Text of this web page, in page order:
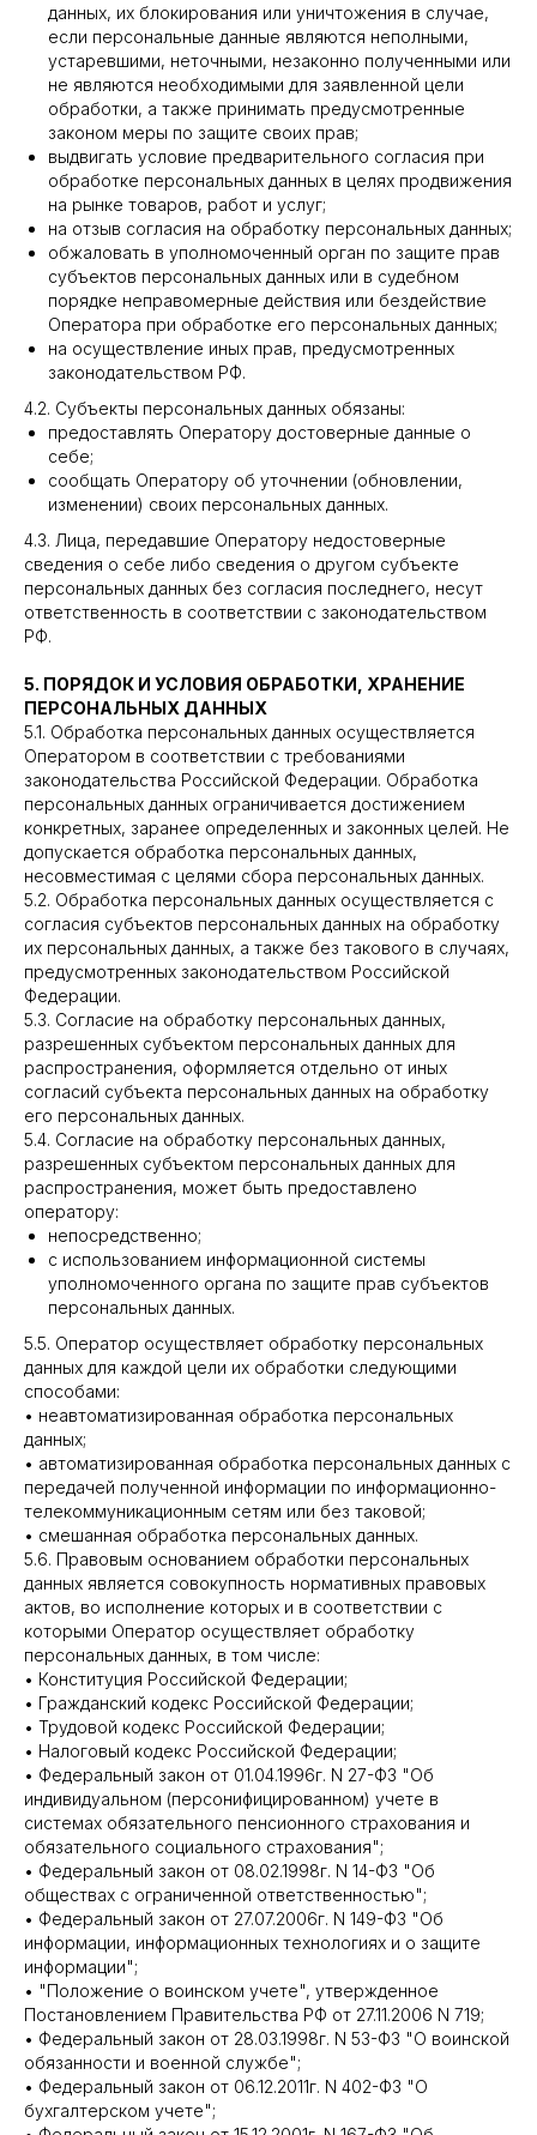
данных, их блокирования или уничтожения в случае,
если персональные данные являются неполными,
устаревшими, неточными, незаконно полученными или
не являются необходимыми для заявленной цели
обработки, а также принимать предусмотренные
законом меры по защите своих прав;
выдвигать условие предварительного согласия при
обработке персональных данных в целях продвижения
на рынке товаров, работ и услуг;
на отзыв согласия на обработку персональных данных;
обжаловать в уполномоченный орган по защите прав
субъектов персональных данных или в судебном
порядке неправомерные действия или бездействие
Оператора при обработке его персональных данных;
на осуществление иных прав, предусмотренных
законодательством РФ.
4.2. Субъекты персональных данных обязаны:
предоставлять Оператору достоверные данные о
себе;
сообщать Оператору об уточнении (обновлении,
изменении) своих персональных данных.
4.3. Лица, передавшие Оператору недостоверные
сведения о себе либо сведения о другом субъекте
персональных данных без согласия последнего, несут
ответственность в соответствии с законодательством
РФ.
5. ПОРЯДОК И УСЛОВИЯ ОБРАБОТКИ, ХРАНЕНИЕ
ПЕРСОНАЛЬНЫХ ДАННЫХ
5.1. Обработка персональных данных осуществляется
Оператором в соответствии с требованиями
законодательства Российской Федерации. Обработка
персональных данных ограничивается достижением
конкретных, заранее определенных и законных целей. Не
допускается обработка персональных данных,
несовместимая с целями сбора персональных данных.
5.2. Обработка персональных данных осуществляется с
согласия субъектов персональных данных на обработку
их персональных данных, а также без такового в случаях,
предусмотренных законодательством Российской
Федерации.
5.3. Согласие на обработку персональных данных,
разрешенных субъектом персональных данных для
распространения, оформляется отдельно от иных
согласий субъекта персональных данных на обработку
его персональных данных.
5.4. Согласие на обработку персональных данных,
разрешенных субъектом персональных данных для
распространения, может быть предоставлено
оператору:
непосредственно;
с использованием информационной системы
уполномоченного органа по защите прав субъектов
персональных данных.
5.5. Оператор осуществляет обработку персональных
данных для каждой цели их обработки следующими
способами:
• неавтоматизированная обработка персональных
данных;
• автоматизированная обработка персональных данных с
передачей полученной информации по информационно-
телекоммуникационным сетям или без таковой;
• смешанная обработка персональных данных.
5.6. Правовым основанием обработки персональных
данных является совокупность нормативных правовых
актов, во исполнение которых и в соответствии с
которыми Оператор осуществляет обработку
персональных данных, в том числе:
• Конституция Российской Федерации;
• Гражданский кодекс Российской Федерации;
• Трудовой кодекс Российской Федерации;
• Налоговый кодекс Российской Федерации;
• Федеральный закон от 01.04.1996г. N 27-ФЗ "Об
индивидуальном (персонифицированном) учете в
системах обязательного пенсионного страхования и
обязательного социального страхования";
• Федеральный закон от 08.02.1998г. N 14-ФЗ "Об
обществах с ограниченной ответственностью";
• Федеральный закон от 27.07.2006г. N 149-ФЗ "Об
информации, информационных технологиях и о защите
информации";
• "Положение о воинском учете", утвержденное
Постановлением Правительства РФ от 27.11.2006 N 719;
• Федеральный закон от 28.03.1998г. N 53-ФЗ "О воинской
обязанности и военной службе";
• Федеральный закон от 06.12.2011г. N 402-ФЗ "О
бухгалтерском учете";